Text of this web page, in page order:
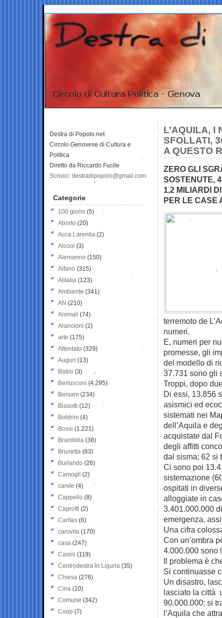
L’AQUILA, I
SFOLLATI,
A QUESTO
ZERO GLI
SOSTENUTE,
1,2 MILIARDI
PER LE CASE
terremoto de
numeri.
E, numeri per
promesse, gli
del modello di
37.731 sono gli
Troppi, dopo
Di essi, 13.856
asismici ed
sistemati nei
dell’Aquila e
acquistate dal
degli affitti
dal sisma; 62 si
Ci sono poi
sistemazione
ospitati in
alloggiate in
3.401.000.000
emergenza,
Una cifra
Con un’ombra
4.000.000 sono
Il problema è
Si continuasse
Un disastro,
lasciato la città
90.000.000: si
l’Aquila che
Destra di Popolo.net
Circolo Genovese di Cultura e
Politica
Diretto da Riccardo Fucile
Scrivici: destradipopolo@gmail.com
Categorie
100 giorni (5)
Aborto (20)
Acca Larentia (2)
Alcool (3)
Alemanno (150)
Alfano (315)
Alitalia (123)
Ambiente (341)
AN (210)
Animali (74)
Arancioni (2)
arte (175)
Attentato (329)
Auguri (13)
Batini (3)
Berlusconi (4.295)
Bersani (234)
Biasotti (12)
Boldrini (4)
Bossi (1.221)
Brambilla (38)
Brunetta (83)
Burlando (26)
Camogli (2)
canile (4)
Cappello (8)
Caprotti (2)
Caritas (6)
carovita (170)
casa (247)
Casini (119)
Centrodestra in Liguria (35)
Chiesa (276)
Cina (10)
Comune (342)
Coop (7)